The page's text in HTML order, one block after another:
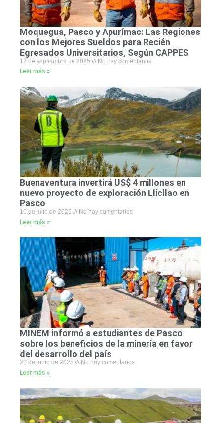
Moquegua, Pasco y Apurímac: Las Regiones
con los Mejores Sueldos para Recién
Egresados Universitarios, Según CAPPES
12 de septiembre de 2025
No hay comentarios
Leer más »
Buenaventura invertirá US$ 4 millones en
nuevo proyecto de exploración Llicllao en
Pasco
10 de julio de 2025
No hay comentarios
Leer más »
MINEM informó a estudiantes de Pasco
sobre los beneficios de la minería en favor
del desarrollo del país
23 de junio de 2025
No hay comentarios
Leer más »